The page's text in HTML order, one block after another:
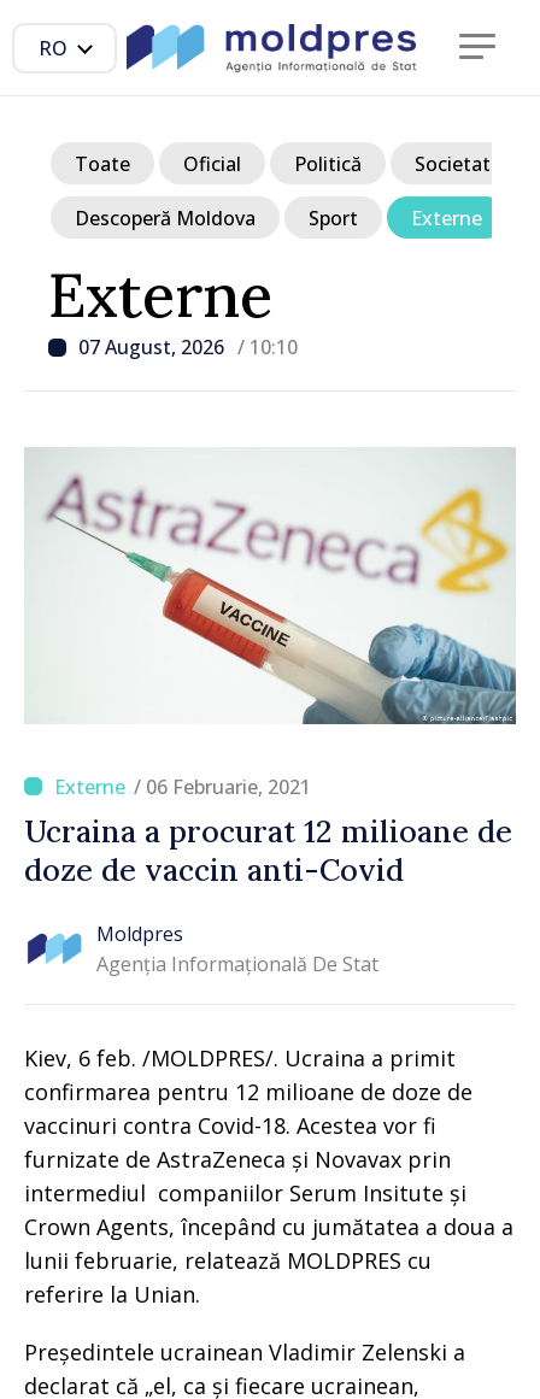
RO
Externe
07 August, 2026 / 10:10
Toate Oficial Politică Societate
Descoperă Moldova Sport Externe
/ 06 Februarie, 2021
Ucraina a procurat 12 milioane de
doze de vaccin anti-Covid
Moldpres
Agenția Informațională De Stat
Kiev, 6 feb. /MOLDPRES/. Ucraina a primit
confirmarea pentru 12 milioane de doze de
vaccinuri contra Covid-18. Acestea vor fi
furnizate de AstraZeneca și Novavax prin
intermediul companiilor Serum Insitute și
Crown Agents, începând cu jumătatea a doua a
lunii februarie, relatează MOLDPRES cu
referire la Unian.
Președintele ucrainean Vladimir Zelenski a
declarat că „el, ca și fiecare ucrainean,